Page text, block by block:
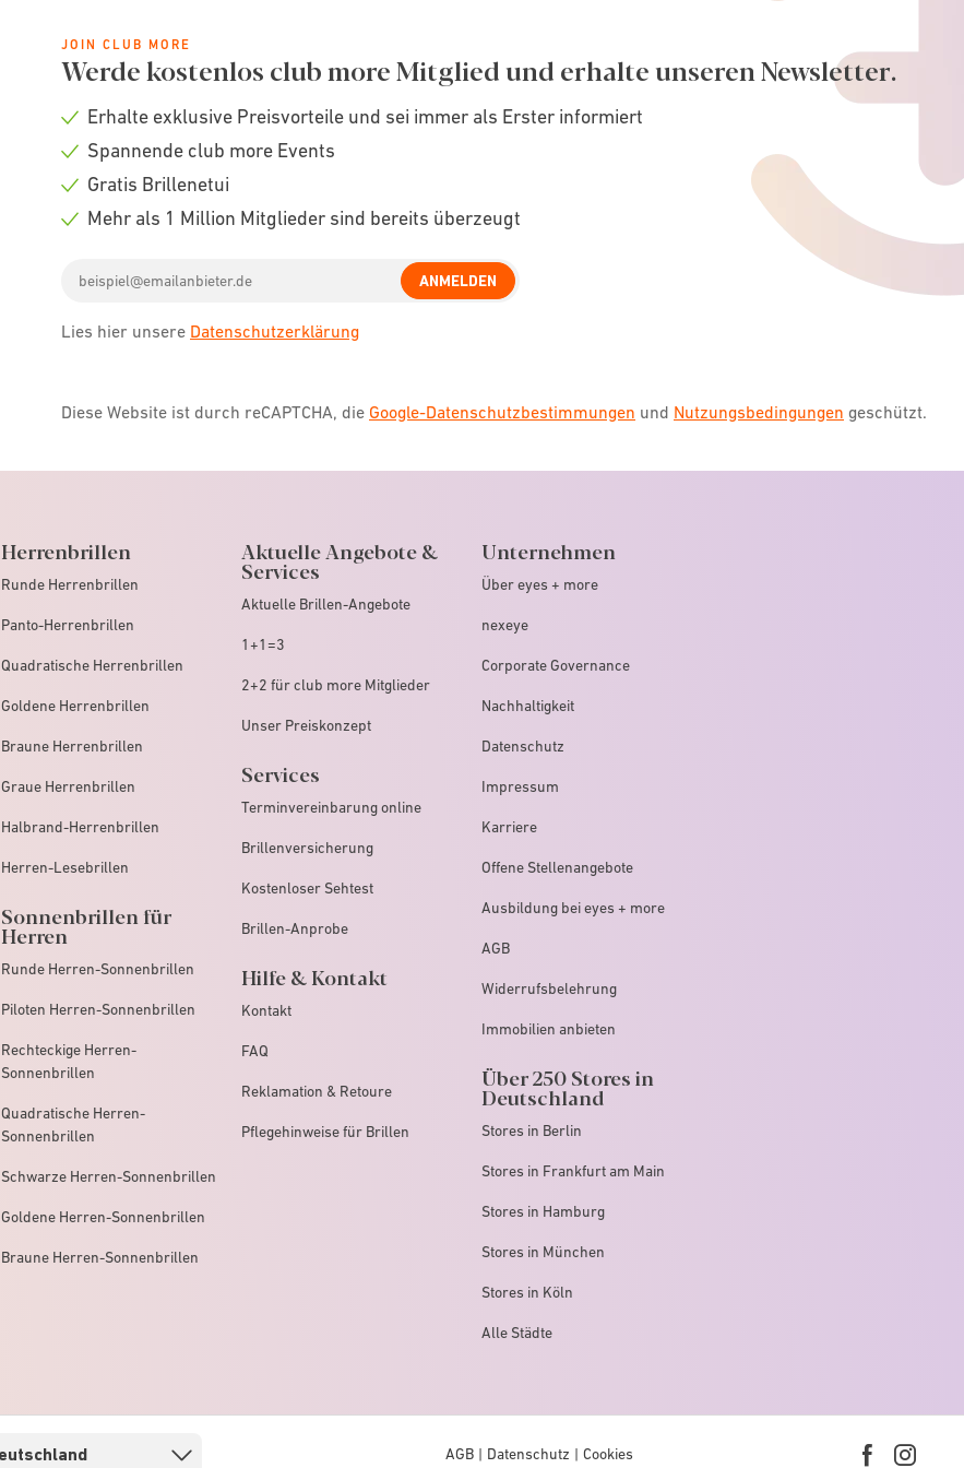
JOIN CLUB MORE
Werde kostenlos club more Mitglied und erhalte unseren Newsletter.
Check
Erhalte exklusive Preisvorteile und sei immer als Erster informiert
Check
Spannende club more Events
Check
Gratis Brillenetui
Mehr als 1 Million Mitglieder sind bereits überzeugt
address
ANMELDEN
Lies hier unsere Datenschutzerklärung
Diese Website ist durch reCAPTCHA, die Google-Datenschutzbestimmungen und Nutzungsbedingungen geschützt.
Herrenbrillen
Runde Herrenbrillen
Panto-Herrenbrillen
Quadratische Herrenbrillen
Goldene Herrenbrillen
Braune Herrenbrillen
Graue Herrenbrillen
Halbrand-Herrenbrillen
Herren-Lesebrillen
Sonnenbrillen für
Herren
Runde Herren-Sonnenbrillen
Piloten Herren-Sonnenbrillen
Rechteckige Herren-
Sonnenbrillen
Quadratische Herren-
Sonnenbrillen
Schwarze Herren-Sonnenbrillen
Goldene Herren-Sonnenbrillen
Braune Herren-Sonnenbrillen
Aktuelle Angebote &
Services
Aktuelle Brillen-Angebote
1+1=3
2+2 für club more Mitglieder
Unser Preiskonzept
Services
Terminvereinbarung online
Brillenversicherung
Kostenloser Sehtest
Brillen-Anprobe
Hilfe & Kontakt
Kontakt
FAQ
Reklamation & Retoure
Pflegehinweise für Brillen
Unternehmen
Über eyes + more
nexeye
Corporate Governance
Nachhaltigkeit
Datenschutz
Impressum
Karriere
Offene Stellenangebote
Ausbildung bei eyes + more
AGB
Widerrufsbelehrung
Immobilien anbieten
Über 250 Stores in
Deutschland
Stores in Berlin
Stores in Frankfurt am Main
Stores in Hamburg
Stores in München
Stores in Köln
Alle Städte
AGB Datenschutz Cookies